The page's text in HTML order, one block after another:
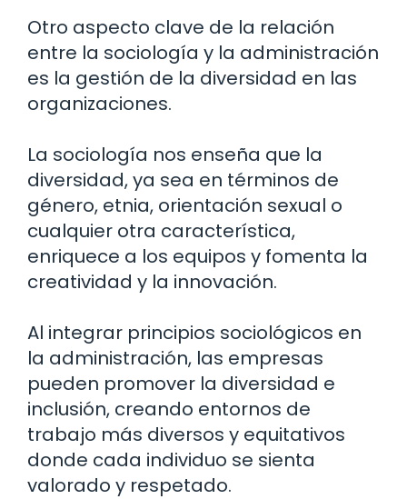
Otro aspecto clave de la relación
entre la sociología y la administración
es la gestión de la diversidad en las
organizaciones.
La sociología nos enseña que la
diversidad, ya sea en términos de
género, etnia, orientación sexual o
cualquier otra característica,
enriquece a los equipos y fomenta la
creatividad y la innovación.
Al integrar principios sociológicos en
la administración, las empresas
pueden promover la diversidad e
inclusión, creando entornos de
trabajo más diversos y equitativos
donde cada individuo se sienta
valorado y respetado.